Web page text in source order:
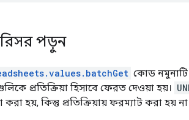
পড়ুন
কোড নমুনাটি
প্রতিক্রিয়া হিসাবে ফেরত দেওয়া হয়।
করা হয়, কিন্তু প্রতিক্রিয়ায় ফরম্যাট করা হয়